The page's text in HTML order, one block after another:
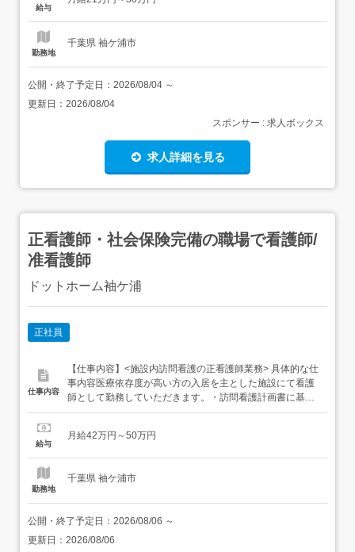
をお任せします。年4回・各約1か月の定期メンテナンス(4
給与
勤務地
千葉県 袖ケ浦市
公開・終了予定日： 2026/08/04 ～
更新日： 2026/08/04
スポンサー : 求人ボックス
求人詳細を見る
正看護師・社会保険完備の職場で看護師/
准看護師
ドットホーム袖ケ浦
正社員
仕事内容
【仕事内容】<施設内訪問看護の正看護師業務> 具体的な仕
事内容医療依存度が高い方の入居を主とした施設にて看護
師として勤務していただきます。・訪問看護計画書に基づ
きバイタルサイン測定・医療機器管理(人工呼吸器、輸液ポ
入浴介助・排泄介助・移動介助・喀痰吸引・生活援助・清
給与
月給42万円～50万円
勤務地
千葉県 袖ケ浦市
公開・終了予定日： 2026/08/06 ～
更新日： 2026/08/06